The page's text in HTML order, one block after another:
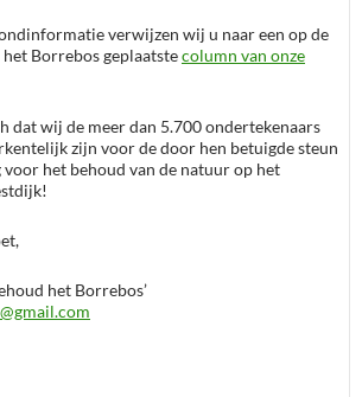
verwijzen wij u naar een op de
Borrebos geplaatstecolumn van onze
dat wij de meer dan 5.700 ondertekenaars
zijn voor de door hen betuigde steun
voor het behoud van de natuur op het
het Borrebos’